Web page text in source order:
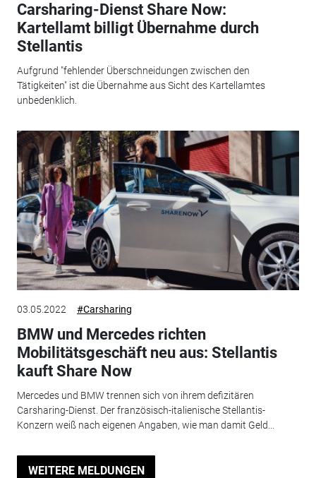
Carsharing-Dienst Share Now:
Kartellamt billigt Übernahme durch
Stellantis
Aufgrund "fehlender Überschneidungen zwischen den
Tätigkeiten" ist die Übernahme aus Sicht des Kartellamtes
unbedenklich.
03.05.2022 #Carsharing
BMW und Mercedes richten
Mobilitätsgeschäft neu aus: Stellantis
kauft Share Now
Mercedes und BMW trennen sich von ihrem defizitären
Carsharing-Dienst. Der französisch-italienische Stellantis-
Konzern weiß nach eigenen Angaben, wie man damit Geld...
WEITERE MELDUNGEN